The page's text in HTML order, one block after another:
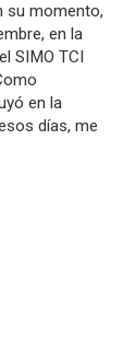
su momento,
en la
SIMO TCI
en la
días, me